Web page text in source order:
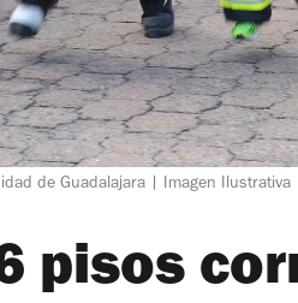
de Guadalajara | Imagen Ilustrativa
pisos